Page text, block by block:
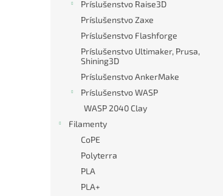
Príslušenstvo Raise3D
Príslušenstvo Zaxe
Príslušenstvo Flashforge
Príslušenstvo Ultimaker, Prusa,
Shining3D
Príslušenstvo AnkerMake
Príslušenstvo WASP
WASP 2040 Clay
Filamenty
CoPE
Polyterra
PLA
PLA+